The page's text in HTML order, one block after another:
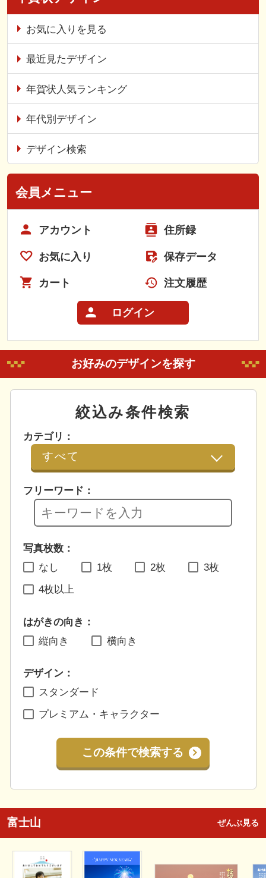
お気に入りを見る
最近見たデザイン
年賀状人気ランキング
年代別デザイン
デザイン検索
会員メニュー
アカウント 住所録
お気に入り 保存データ
カート 注文履歴
ログイン
お好みのデザインを探す
絞込み条件検索
カテゴリ：
フリーワード：
写真枚数：
なし
1枚 2枚 3枚
4枚以上
はがきの向き：
縦向き
横向き
デザイン：
スタンダード
プレミアム・キャラクター
この条件で検索する
富士山 ぜんぶ見る